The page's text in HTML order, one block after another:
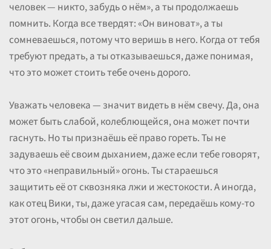
человек — никто, забудь о нём», а ты продолжаешь
помнить. Когда все твердят: «Он виноват», а ты
сомневаешься, потому что веришь в него. Когда от тебя
требуют предать, а ты отказываешься, даже понимая,
что это может стоить тебе очень дорого.
Уважать человека — значит видеть в нём свечу. Да, она
может быть слабой, колеблющейся, она может почти
гаснуть. Но ты признаёшь её право гореть. Ты не
задуваешь её своим дыханием, даже если тебе говорят,
что это «неправильный» огонь. Ты стараешься
защитить её от сквозняка лжи и жестокости. А иногда,
как отец Вики, ты, даже угасая сам, передаёшь кому-то
этот огонь, чтобы он светил дальше.